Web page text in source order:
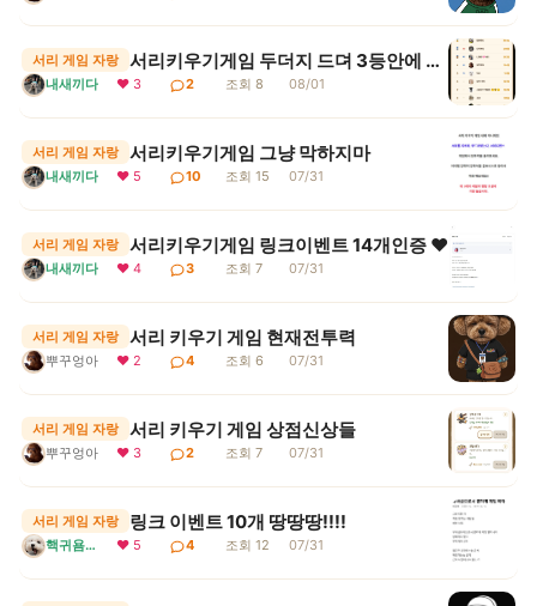
서리 게임 자랑 서리키우기게임 두더지 드뎌 3등안에 들어땨
내새끼다 ❤ 3 2 조회 8 08/01
서리 게임 자랑 서리키우기게임 그냥 막하지마
내새끼다 ❤ 5 10 조회 15 07/31
서리 게임 자랑 서리키우기게임 링크이벤트 14개인증 ♥
내새끼다 ❤ 4 3 조회 7 07/31
서리 게임 자랑 서리 키우기 게임 현재전투력
뿌꾸엉아 ❤ 2 4 조회 6 07/31
서리 게임 자랑 서리 키우기 게임 상점신상들
뿌꾸엉아 ❤ 3 2 조회 7 07/31
서리 게임 자랑 링크 이벤트 10개 땅땅땅!!!!
핵귀욤서리 ❤ 5 4 조회 12 07/31